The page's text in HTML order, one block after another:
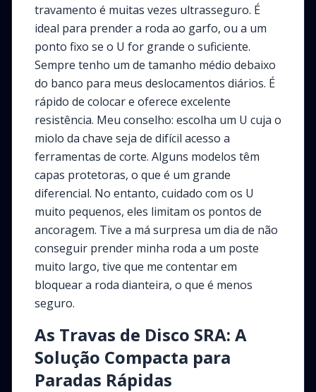
travamento é muitas vezes ultrasseguro. É
ideal para prender a roda ao garfo, ou a um
ponto fixo se o U for grande o suficiente.
Sempre tenho um de tamanho médio debaixo
do banco para meus deslocamentos diários. É
rápido de colocar e oferece excelente
resistência. Meu conselho: escolha um U cuja o
miolo da chave seja de difícil acesso a
ferramentas de corte. Alguns modelos têm
capas protetoras, o que é um grande
diferencial. No entanto, cuidado com os U
muito pequenos, eles limitam os pontos de
ancoragem. Tive a má surpresa um dia de não
conseguir prender minha roda a um poste
muito largo, tive que me contentar em
bloquear a roda dianteira, o que é menos
seguro.
As Travas de Disco SRA: A
Solução Compacta para
Paradas Rápidas